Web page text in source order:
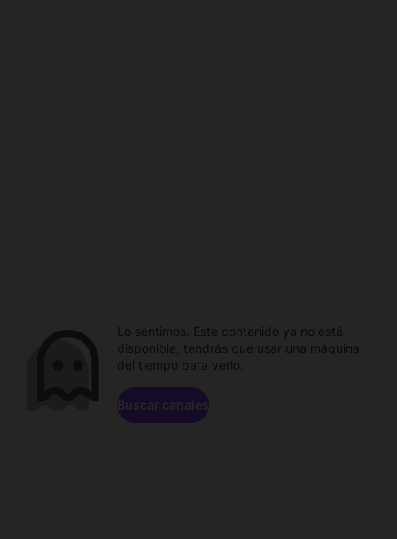
Lo sentimos. Este contenido ya no está
disponible, tendrás que usar una máquina
del tiempo para verlo.
Buscar canales